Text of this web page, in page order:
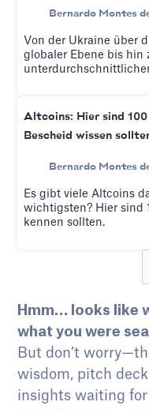
Bernardo Montes
Von der Ukraine über
globaler Ebene bis hin
Altcoins: Hier sind
Bescheid wissen
Bernardo Montes
Es gibt viele Altcoins
wichtigsten? Hier sind
kennen sollten.
Hmm… looks like
what you were
But don’t
wisdom, pitch
insights waiting